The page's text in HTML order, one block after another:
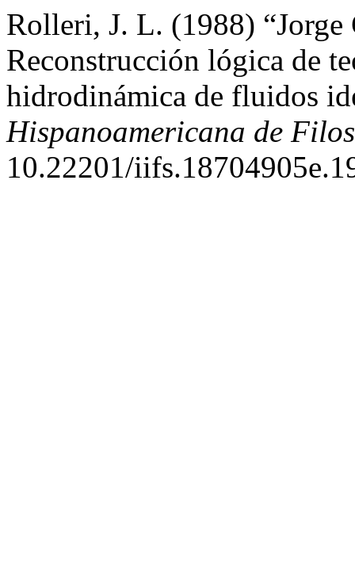
Rolleri, J. L. (1988)
Reconstrucción lógica de
hidrodinámica de fluidos
Hispanoamericana de
10.22201/